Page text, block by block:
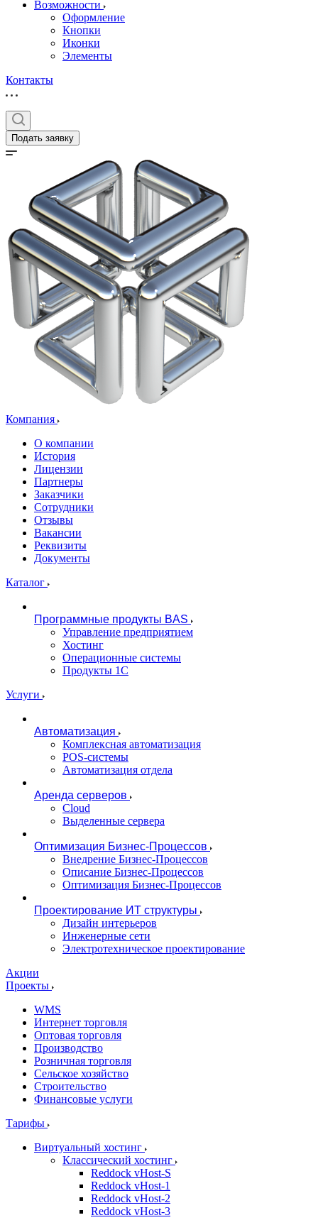
Возможности
Оформление
Кнопки
Иконки
Элементы
Контакты
Подать заявку
Компания
О компании
История
Лицензии
Партнеры
Заказчики
Сотрудники
Отзывы
Вакансии
Реквизиты
Документы
Каталог
Программные продукты BAS
Управление предприятием
Хостинг
Операционные системы
Продукты 1С
Услуги
Автоматизация
Комплексная автоматизация
POS-системы
Автоматизация отдела
Аренда серверов
Cloud
Выделенные сервера
Оптимизация Бизнес-Процессов
Внедрение Бизнес-Процессов
Описание Бизнес-Процессов
Оптимизация Бизнес-Процессов
Проектирование ИТ структуры
Дизайн интерьеров
Инженерные сети
Электротехническое проектирование
Акции
Проекты
WMS
Интернет торговля
Оптовая торговля
Производство
Розничная торговля
Сельское хозяйство
Строительство
Финансовые услуги
Тарифы
Виртуальный хостинг
Классический хостинг
Reddock vHost-S
Reddock vHost-1
Reddock vHost-2
Reddock vHost-3